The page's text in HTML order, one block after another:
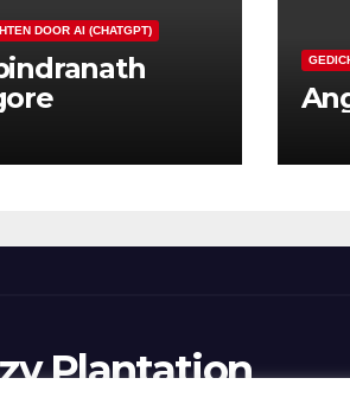
DOOR AI (CHATGPT)
Plantation